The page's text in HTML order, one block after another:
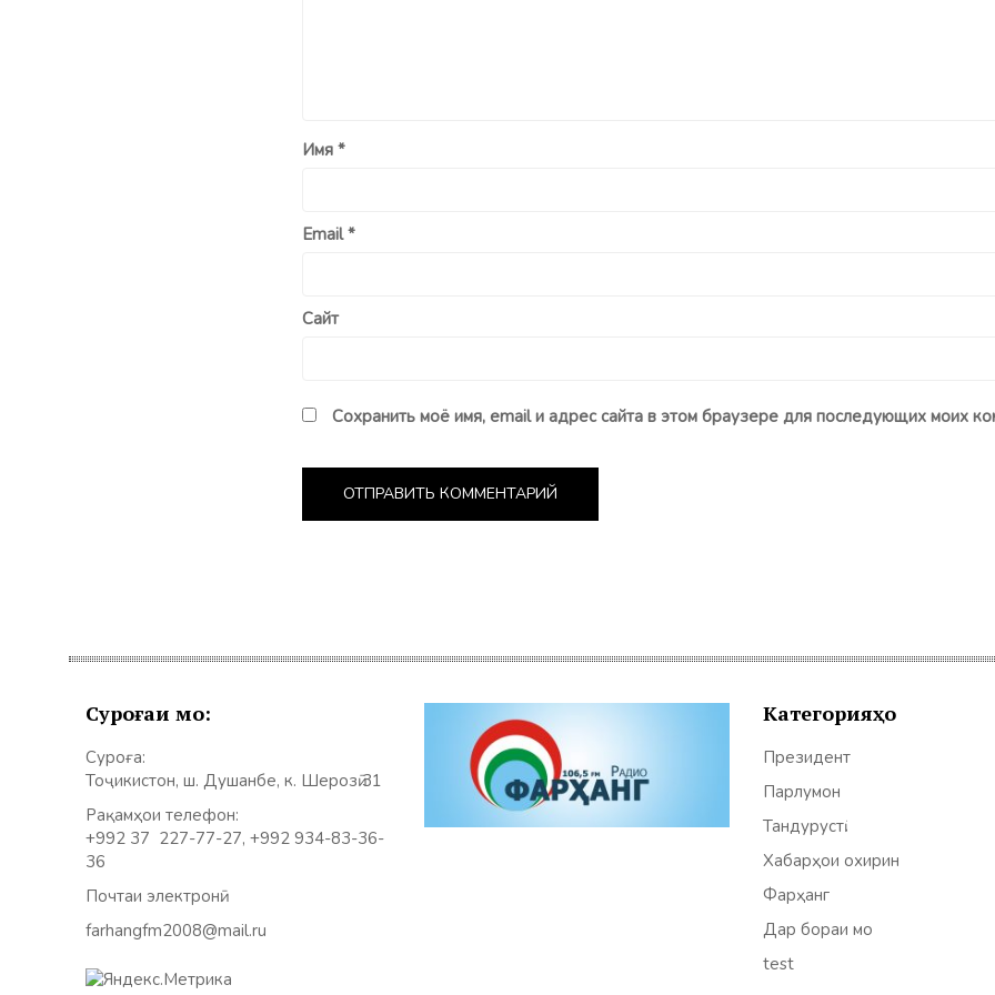
Имя *
Email*
Сайт
Сохранить моё имя, email и адрес сайта в этом браузере для последующих моих
Суроғаи мо:
Суроға:
Тоҷикистон, ш. Душанбе, к. Шерозӣ 31
Рақамҳои телефон:
+992 37 227-77-27, +992 934-83-36-
36
Почтаи электронӣ:
farhangfm2008@mail.ru
Категорияҳо
Президент
Парлумон
Тандурустӣ
Хабарҳои охирин
Фарҳанг
Дар бораи мо
test